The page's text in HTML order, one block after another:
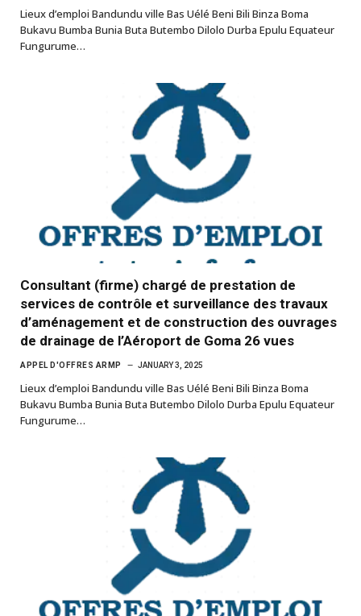
Lieux d’emploi Bandundu ville Bas Uélé Beni Bili Binza Boma
Bukavu Bumba Bunia Buta Butembo Dilolo Durba Epulu Equateur
Fungurume…
Consultant (firme) chargé de prestation de
services de contrôle et surveillance des travaux
d’aménagement et de construction des ouvrages
de drainage de l’Aéroport de Goma 26 vues
APPEL D'OFFRES ARMP JANUARY 3, 2025
Lieux d’emploi Bandundu ville Bas Uélé Beni Bili Binza Boma
Bukavu Bumba Bunia Buta Butembo Dilolo Durba Epulu Equateur
Fungurume…